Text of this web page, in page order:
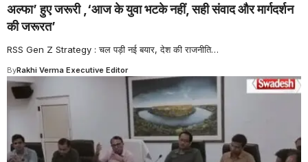
अल्फा’ हुए जरूरी ,‘आज के युवा भटके नहीं, सही संवाद और मार्गदर्शन
की जरूरत’
RSS Gen Z Strategy : चल पड़ी नई बयार, देश की राजनीति…
ByRakhi Verma Executive Editor